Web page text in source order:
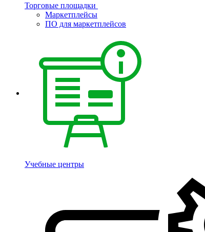
Торговые площадки
Маркетплейсы
ПО для маркетплейсов
Учебные центры